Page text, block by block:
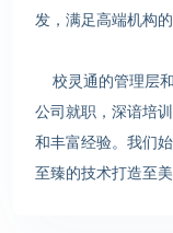
发，满足高端机构的
校灵通的管理层
公司就职，深谙培
和丰富经验。我们
至臻的技术打造至